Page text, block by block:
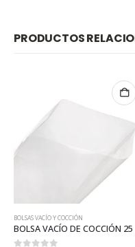
PRODUCTOS
BOLSAS VACÍO Y COCCIÓN